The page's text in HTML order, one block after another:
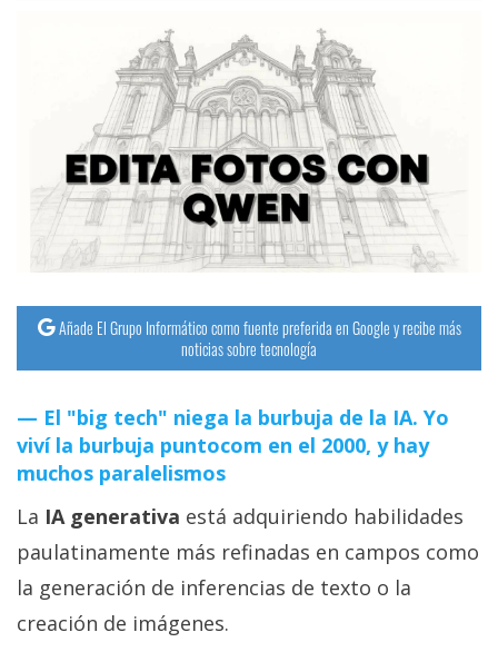
Plataformas
Operadores
Trucos
y
Tutoriales
Ciberseguridad
Sistemas
operativos
Profesional
+
Más
Añade El Grupo Informático como fuente preferida en Google y recibe más
noticias sobre tecnología
El "big tech" niega la burbuja de la IA. Yo
viví la burbuja puntocom en el 2000, y hay
muchos paralelismos
La IA generativa está adquiriendo habilidades
paulatinamente más refinadas en campos como
la generación de inferencias de texto o la
creación de imágenes.